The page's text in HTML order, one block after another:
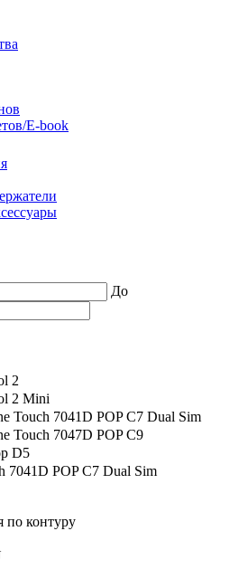
E-book
До
2
2 Mini
Touch 7041D POP C7 Dual Sim
Touch 7047D POP C9
D5
7041D POP C7 Dual Sim
по контуру